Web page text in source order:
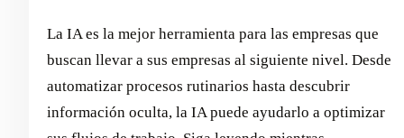
La IA es la mejor herramienta para las empresas que
buscan llevar a sus empresas al siguiente nivel. Desde
automatizar procesos rutinarios hasta descubrir
información oculta, la IA puede ayudarlo a optimizar